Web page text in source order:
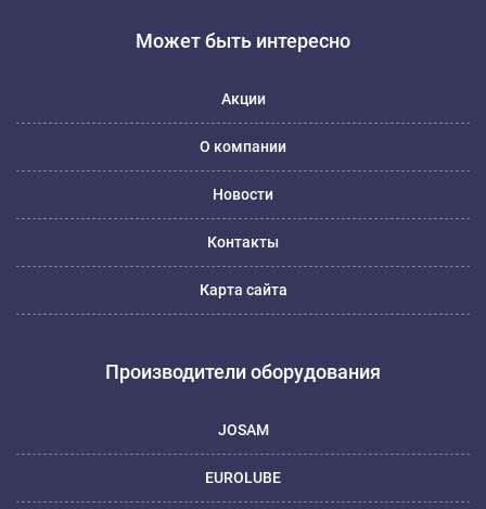
Может быть интересно
Акции
О компании
Новости
Контакты
Карта сайта
Производители оборудования
JOSAM
EUROLUBE